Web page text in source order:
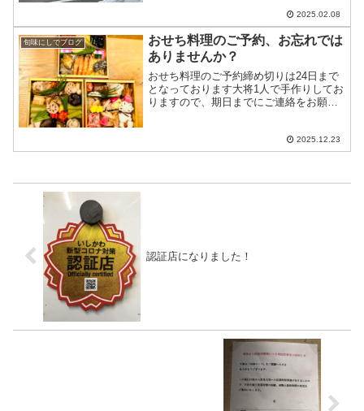
2025.02.08
旬味にしでブログ
おせち料理のご予約、お忘れでは
ありませんか？
おせち料理のご予約締め切りは24日まで
となっております大将1人で手作りしてお
りますので、期日までにご連絡をお願い
2025.12.23
認証店になりました！